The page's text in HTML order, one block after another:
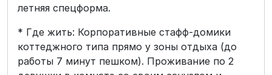
летняя спецформа.
* Где жить: Корпоративные стафф-домики
коттеджного типа прямо у зоны отдыха (до
работы 7 минут пешком). Проживание по 2